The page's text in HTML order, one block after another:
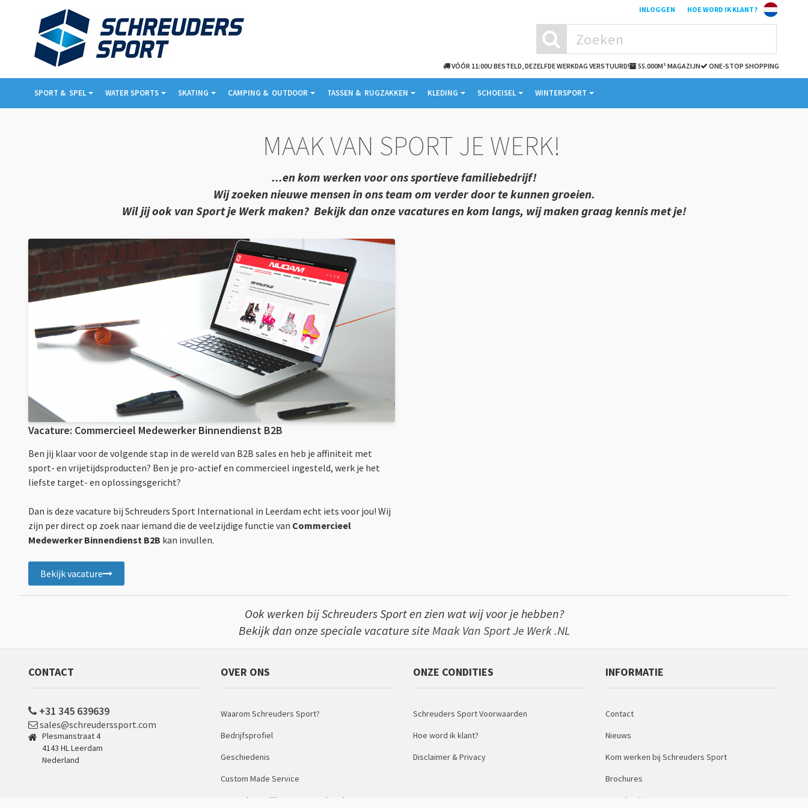
INLOGGEN HOE WORD IK KLANT?
VÓÓR 11:00U BESTELD, DEZELFDE WERKDAG VERSTUURD! 55.000M² MAGAZIJN ONE-STOP SHOPPING
SPORT & ­ SPEL WATER SPORTS SKATING CAMPING & ­ OUTDOOR TASSEN & ­ RUGZAKKEN KLEDING SCHOEISEL WINTERSPORT
MAAK VAN SPORT JE WERK!
...en kom werken voor ons sportieve familiebedrijf!
Wij zoeken nieuwe mensen in ons team om verder door te kunnen groeien.
Wil jij ook van Sport je Werk maken? Bekijk dan onze vacatures en kom langs, wij maken graag kennis met je!
Vacature: Commercieel Medewerker Binnendienst B2B
Ben jij klaar voor de volgende stap in de wereld van B2B sales en heb je affiniteit met
sport- en vrijetijdsproducten? Ben je pro-actief en commercieel ingesteld, werk je het
liefste target- en oplossingsgericht?
Dan is deze vacature bij Schreuders Sport International in Leerdam echt iets voor jou! Wij
zijn per direct op zoek naar iemand die de veelzijdige functie van Commercieel
Medewerker Binnendienst B2B kan invullen.
Bekijk vacature
Ook werken bij Schreuders Sport en zien wat wij voor je hebben?
Bekijk dan onze speciale vacature site Maak Van Sport Je Werk .NL
CONTACT
+31 345 639639
sales@schreuderssport.com
Plesmanstraat 4
4143 HL Leerdam
Nederland
OVER ONS
Waarom Schreuders Sport?
Bedrijfsprofiel
Geschiedenis
Custom Made Service
Maatschappelijk Verantwoord Ondernemen
ONZE CONDITIES
Schreuders Sport Voorwaarden
Hoe word ik klant?
Disclaimer & Privacy
INFORMATIE
Contact
Nieuws
Kom werken bij Schreuders Sport
Brochures
Downloads